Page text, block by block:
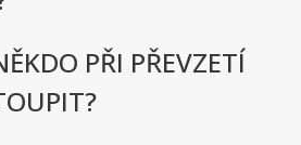
PŘI PŘEVZETÍ